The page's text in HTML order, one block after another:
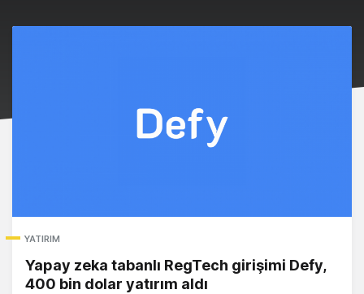
YATIRIM
Yapay zeka tabanlı RegTech girişimi Defy,
400 bin dolar yatırım aldı